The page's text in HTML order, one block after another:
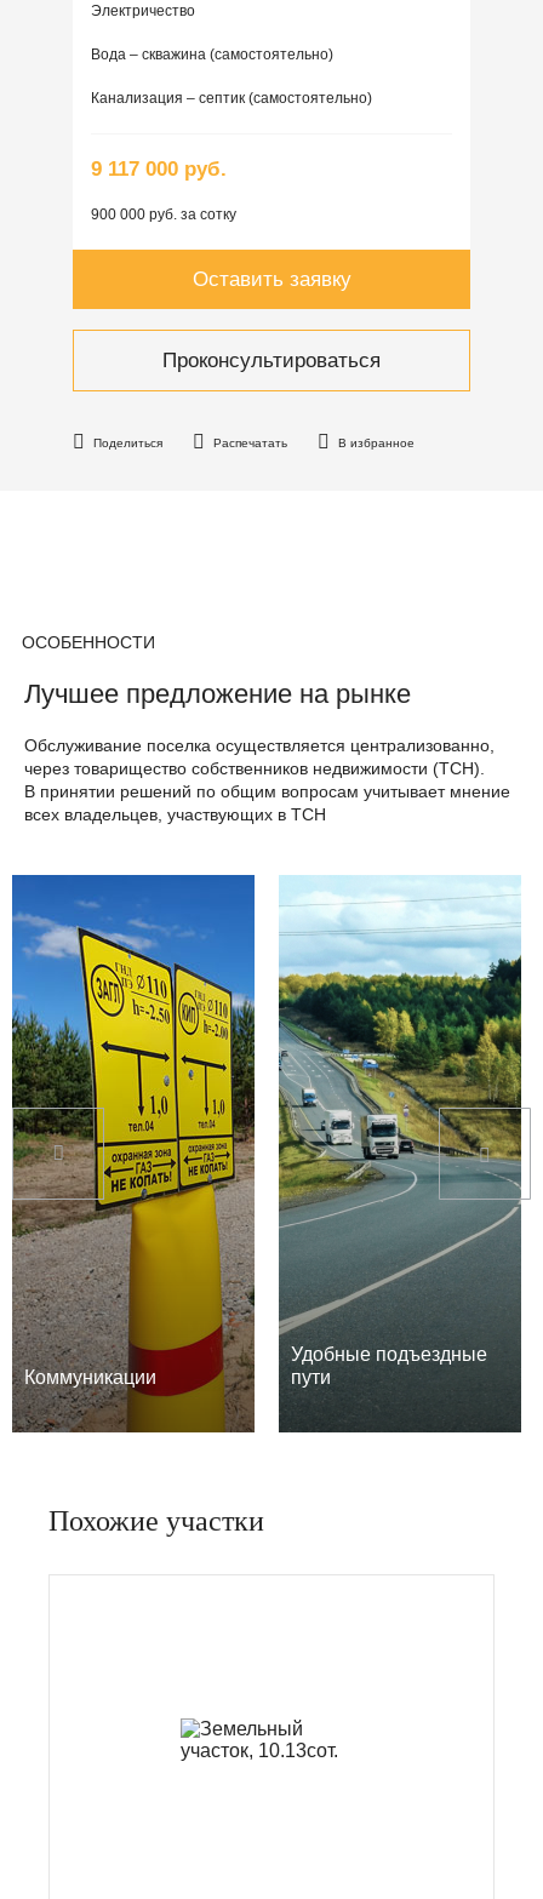
Поделиться Распечатать В избранное
Электричество
Вода – скважина (самостоятельно)
Канализация – септик (самостоятельно)
9 117 000 руб.
900 000 руб. за сотку
Оставить заявку
Проконсультироваться
ОСОБЕННОСТИ
Лучшее предложение на рынке
Обслуживание поселка осуществляется централизованно,
через товарищество собственников недвижимости (ТСН).
В принятии решений по общим вопросам учитывает мнение
всех владельцев, участвующих в ТСН
Коммуникации
Удобные подъездные
пути
Похожие участки